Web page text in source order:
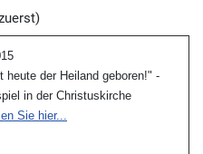
heute der Heiland geboren!" -
in der Christuskirche
Sie hier...